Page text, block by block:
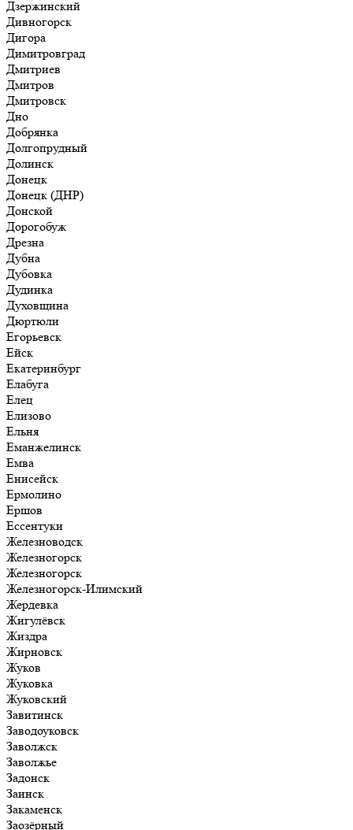
Дзержинский
Дивногорск
Дигора
Димитровград
Дмитриев
Дмитров
Дмитровск
Дно
Добрянка
Долгопрудный
Долинск
Донецк
Донецк (ДНР)
Донской
Дорогобуж
Дрезна
Дубна
Дубовка
Дудинка
Духовщина
Дюртюли
Егорьевск
Ейск
Екатеринбург
Елабуга
Елец
Елизово
Ельня
Еманжелинск
Емва
Енисейск
Ермолино
Ершов
Ессентуки
Железноводск
Железногорск
Железногорск
Железногорск-Илимский
Жердевка
Жигулёвск
Жиздра
Жирновск
Жуков
Жуковка
Жуковский
Завитинск
Заводоуковск
Заволжск
Заволжье
Задонск
Заинск
Закаменск
Заозёрный